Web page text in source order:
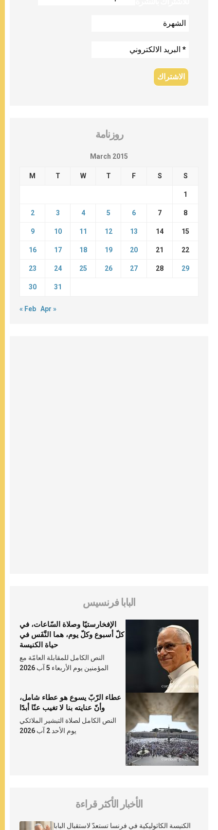
روزنامة
March 2015
M T W T F S S
1
2 3 4 5 6 7 8
9 10 11 12 13 14 15
16 17 18 19 20 21 22
23 24 25 26 27 28 29
30 31
« Feb Apr »
البابا فرنسيس
الإفخارستيّا وصلاة السّاعات، في
كلّ أسبوع وكلّ يوم، هما النَّفَس في
حياة الكنيسة
النص الكامل للمقابلة العامّة مع
المؤمنين يوم الأربعاء 5 آب 2026
عطاء الرّبّ يسوع هو عطاء شامل،
وأنّ عنايته بنا لا تغيب عنّا أبدًا
النص الكامل لصلاة التبشير الملائكي
يوم الأحد 2 آب 2026
الأخبار الأكثر قراءة
الكنيسة الكاثوليكية في فرنسا تستعدّ لاستقبال البابا